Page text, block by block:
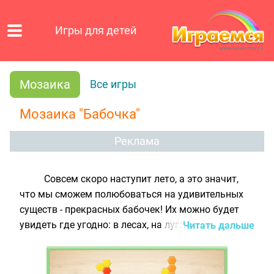
Игры для детей
Мозаика Все игры
Мозаика "Бабочка"
Реклама
Совсем скоро наступит лето, а это значит,
что мы сможем полюбоваться на удивительных
существ - прекрасных бабочек! Их можно будет
увидеть где угодно: в лесах, на лугах, в городе.
крылышки могут быть пёстрыми или
однотонными, раскрашенными в яркие или
Читать дальше